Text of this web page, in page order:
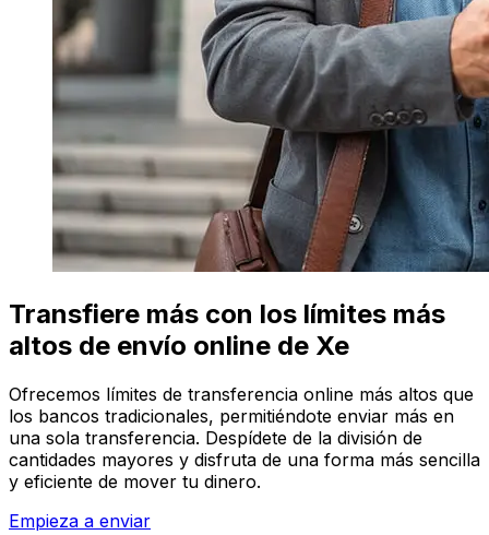
Transfiere más con los límites más
altos de envío online de Xe
Ofrecemos límites de transferencia online más altos que
los bancos tradicionales, permitiéndote enviar más en
una sola transferencia. Despídete de la división de
cantidades mayores y disfruta de una forma más sencilla
y eficiente de mover tu dinero.
Empieza a enviar